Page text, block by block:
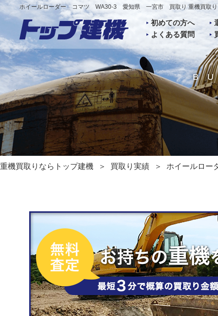
ホイールローダー コマツ WA30-3 愛知県 一宮市 買取り 重機買取り
初めての方へ
よくある質問
重機買取りならトップ建機 買取り実績 ホイールロ